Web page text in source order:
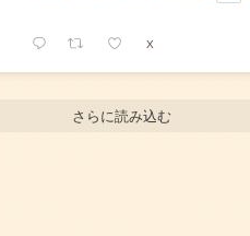
X
さらに読み込む